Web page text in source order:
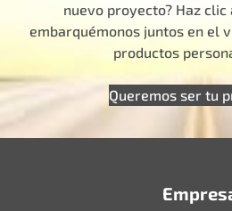
nuevo proyecto? Haz clic
embarquémonos juntos en el
productos
Queremos ser tu